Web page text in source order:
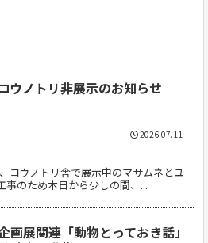
コウノトリ非展示のお知らせ
コウノトリ舎で展示中のマサムネとユ
事のため本日から少しの間、...
2026.07.11
画展関連「動物とっておき話」